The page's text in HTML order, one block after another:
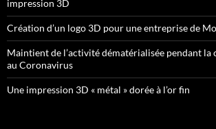
impression 3D
Création d’un logo 3D pour une entreprise de
Maintient de l’activité dématérialisée pendant la
au Coronavirus
Une impression 3D « métal » dorée à l’or fin